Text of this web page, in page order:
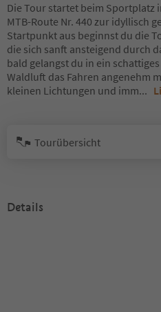
Die Tour startet beim Sportplatz
MTB-Route Nr. 440 zur idyllisch
Startpunkt aus beginnst du die
die sich sanft ansteigend durch
bald gelangst du in ein
Waldluft das Fahren angenehm
kleinen Lichtungen und imm...
Tourübersicht
Details